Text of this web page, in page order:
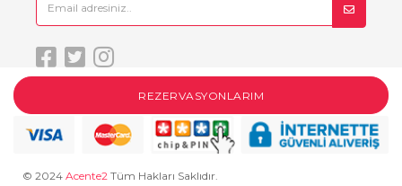
REZERVASYONLARIM
© 2024 Acente2 Tüm Hakları Saklıdır.